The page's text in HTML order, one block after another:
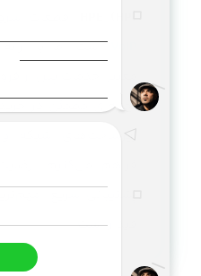
است. ما با ارائه
تجربه‌ای مطمئن در
زیرساخت‌های شبکه و
فراهم می‌کنیم.
فیدار است.